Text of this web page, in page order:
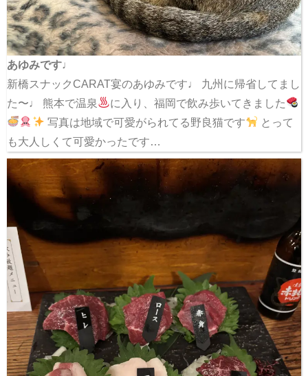
あゆみです♩
新橋スナックCARAT宴のあゆみです♩ 九州に帰省してまし
た〜♩ 熊本で温泉
に入り、福岡で飲み歩いてきました
写真は地域で可愛がられてる野良猫です
とって
も大人しくて可愛かったです…